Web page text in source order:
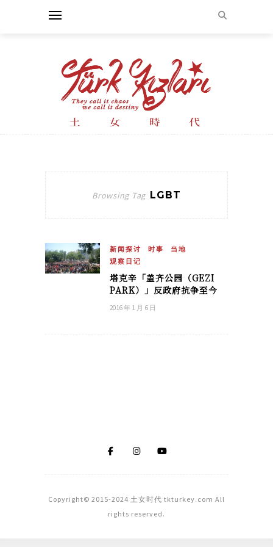
Browsing Tag LGBT
新闻探讨 时事
当地
观察日记
塔克辛「盖齐公园（GEZI
PARK）」反政府抗争至今
2016 年 1 月 6 日
Copyright© 2015-2024 土女时代 tkturkey.com All
rights reserved.